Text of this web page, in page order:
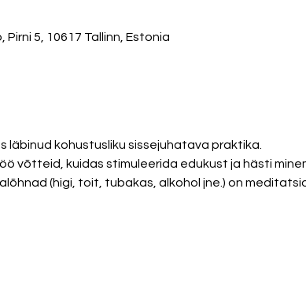
5, 10617 Tallinn, Estonia
läbinud kohustusliku sissejuhatava praktika.
võtteid, kuidas stimuleerida edukust ja hästi
(higi, toit, tubakas, alkohol jne.) on